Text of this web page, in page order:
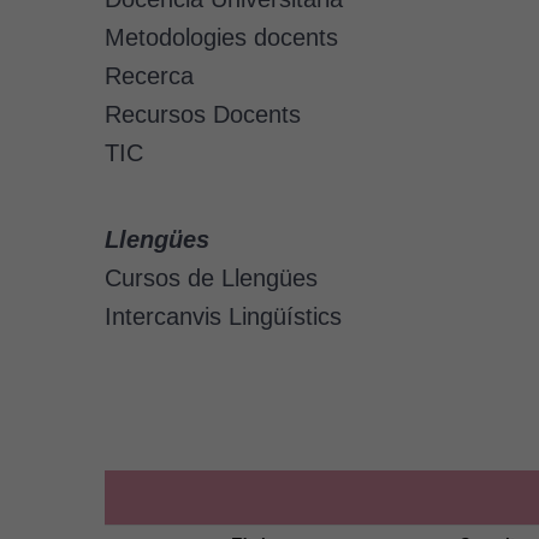
Metodologies docents
Recerca
Recursos Docents
TIC
Llengües
Cursos de Llengües
Intercanvis Lingüístics